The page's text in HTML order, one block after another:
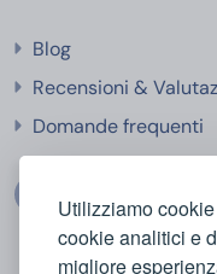
Utilizziamo
cookie analitici e
migliore
Blog
Recensioni &
Domande frequenti